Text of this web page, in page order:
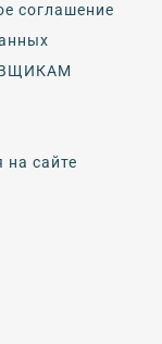
соглашение
на сайте